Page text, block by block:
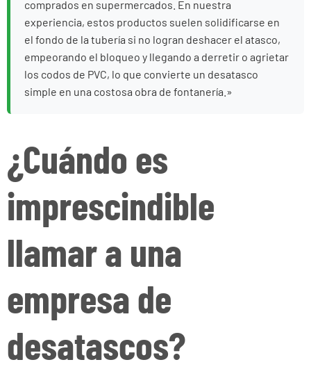
comprados en supermercados. En nuestra
experiencia, estos productos suelen solidificarse en
el fondo de la tubería si no logran deshacer el atasco,
empeorando el bloqueo y llegando a derretir o agrietar
los codos de PVC, lo que convierte un desatasco
simple en una costosa obra de fontanería.»
¿Cuándo es
imprescindible
llamar a una
empresa de
desatascos?